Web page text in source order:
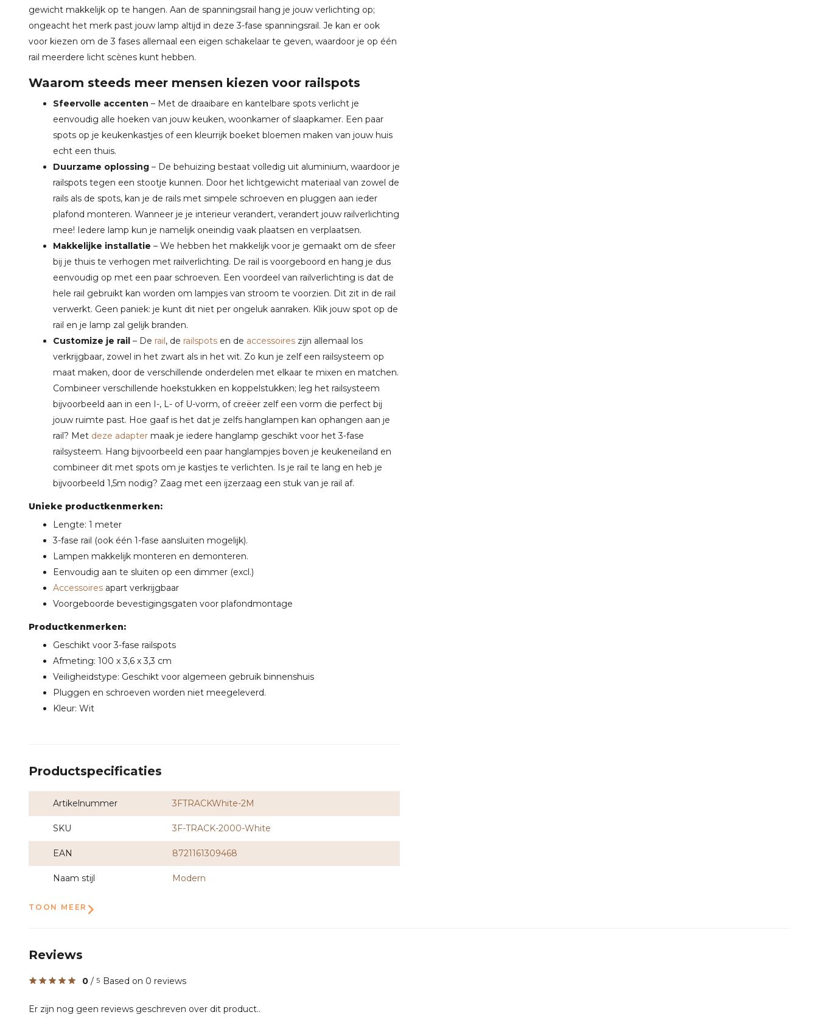
gewicht makkelijk op te hangen. Aan de spanningsrail hang je jouw verlichting op;
ongeacht het merk past jouw lamp altijd in deze 3-fase spanningsrail. Je kan er ook
voor kiezen om de 3 fases allemaal een eigen schakelaar te geven, waardoor je op één
rail meerdere licht scènes kunt hebben.
Waarom steeds meer mensen kiezen voor railspots
Sfeervolle accenten – Met de draaibare en kantelbare spots verlicht je
eenvoudig alle hoeken van jouw keuken, woonkamer of slaapkamer. Een paar
spots op je keukenkastjes of een kleurrijk boeket bloemen maken van jouw huis
echt een thuis.
Duurzame oplossing – De behuizing bestaat volledig uit aluminium, waardoor je
railspots tegen een stootje kunnen. Door het lichtgewicht materiaal van zowel de
rails als de spots, kan je de rails met simpele schroeven en pluggen aan ieder
plafond monteren. Wanneer je je interieur verandert, verandert jouw railverlichting
mee! Iedere lamp kun je namelijk oneindig vaak plaatsen en verplaatsen.
Makkelijke installatie – We hebben het makkelijk voor je gemaakt om de sfeer
bij je thuis te verhogen met railverlichting. De rail is voorgeboord en hang je dus
eenvoudig op met een paar schroeven. Een voordeel van railverlichting is dat de
hele rail gebruikt kan worden om lampjes van stroom te voorzien. Dit zit in de rail
verwerkt. Geen paniek: je kunt dit niet per ongeluk aanraken. Klik jouw spot op de
rail en je lamp zal gelijk branden.
Customize je rail – De rail, de railspots en de accessoires zijn allemaal los
verkrijgbaar, zowel in het zwart als in het wit. Zo kun je zelf een railsysteem op
maat maken, door de verschillende onderdelen met elkaar te mixen en matchen.
Combineer verschillende hoekstukken en koppelstukken; leg het railsysteem
bijvoorbeeld aan in een I-, L- of U-vorm, of creëer zelf een vorm die perfect bij
jouw ruimte past. Hoe gaaf is het dat je zelfs hanglampen kan ophangen aan je
rail? Met deze adapter maak je iedere hanglamp geschikt voor het 3-fase
railsysteem. Hang bijvoorbeeld een paar hanglampjes boven je keukeneiland en
combineer dit met spots om je kastjes te verlichten. Is je rail te lang en heb je
bijvoorbeeld 1,5m nodig? Zaag met een ijzerzaag een stuk van je rail af.
Unieke productkenmerken:
Lengte: 1 meter
3-fase rail (ook één 1-fase aansluiten mogelijk).
Lampen makkelijk monteren en demonteren.
Eenvoudig aan te sluiten op een dimmer (excl.)
Accessoires apart verkrijgbaar
Voorgeboorde bevestigingsgaten voor plafondmontage
Productkenmerken:
Geschikt voor 3-fase railspots
Afmeting: 100 x 3,6 x 3,3 cm
Veiligheidstype: Geschikt voor algemeen gebruik binnenshuis
Pluggen en schroeven worden niet meegeleverd.
Kleur: Wit
Productspecificaties
Artikelnummer 3FTRACKWhite-2M
SKU 3F-TRACK-2000-White
EAN 8721161309468
Naam stijl Modern
TOON MEER
Reviews
0 / 5 Based on 0 reviews
Er zijn nog geen reviews geschreven over dit product..